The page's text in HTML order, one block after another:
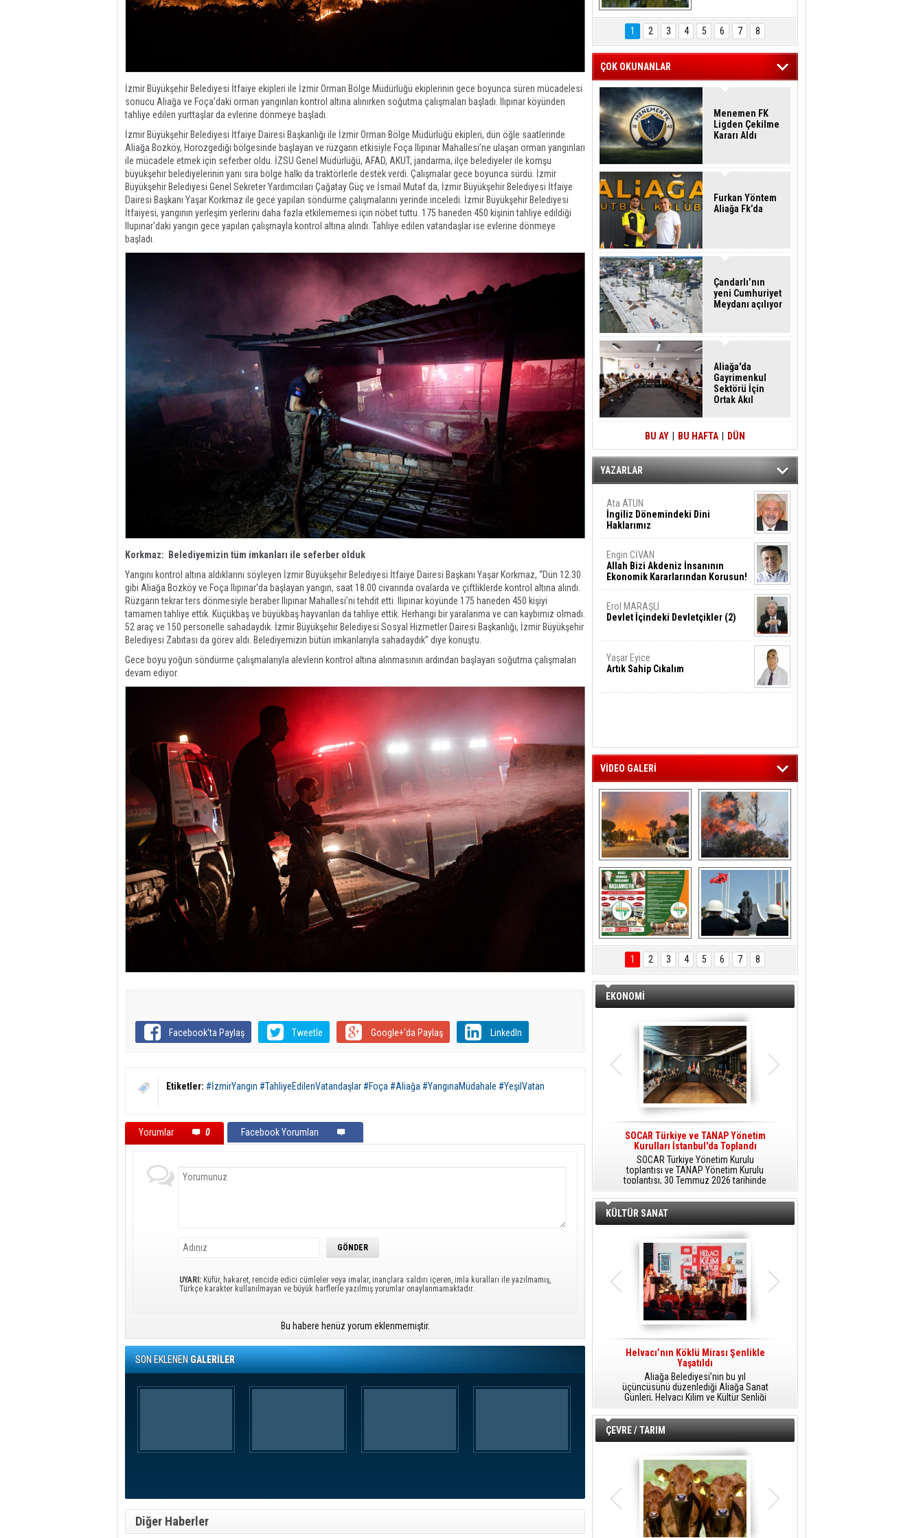
İzmir Büyükşehir Belediyesi İtfaiye ekipleri ile İzmir Orman Bölge Müdürlüğü ekiplerinin gece boyunca süren mücadelesi
sonucu Aliağa ve Foça’daki orman yangınları kontrol altına alınırken soğutma çalışmaları başladı. Ilıpınar köyünden
tahliye edilen yurttaşlar da evlerine dönmeye başladı.
İzmir Büyükşehir Belediyesi İtfaiye Dairesi Başkanlığı ile İzmir Orman Bölge Müdürlüğü ekipleri, dün öğle saatlerinde
Aliağa Bozköy, Horozgediği bölgesinde başlayan ve rüzgarın etkisiyle Foça Ilıpınar Mahallesi’ne ulaşan orman yangınları
ile mücadele etmek için seferber oldu. İZSU Genel Müdürlüğü, AFAD, AKUT, jandarma, ilçe belediyeler ile komşu
büyükşehir belediyelerinin yanı sıra bölge halkı da traktörlerle destek verdi. Çalışmalar gece boyunca sürdü. İzmir
Büyükşehir Belediyesi Genel Sekreter Yardımcıları Çağatay Güç ve İsmail Mutaf da, İzmir Büyükşehir Belediyesi İtfaiye
Dairesi Başkanı Yaşar Korkmaz ile gece yapılan söndürme çalışmalarını yerinde inceledi. İzmir Büyükşehir Belediyesi
İtfaiyesi, yangının yerleşim yerlerini daha fazla etkilememesi için nöbet tuttu. 175 haneden 450 kişinin tahliye edildiği
Ilupınar'daki yangın gece yapılan çalışmayla kontrol altına alındı. Tahliye edilen vatandaşlar ise evlerine dönmeye
başladı.
Korkmaz: Belediyemizin tüm imkanları ile seferber olduk
Yangını kontrol altına aldıklarını söyleyen İzmir Büyükşehir Belediyesi İtfaiye Dairesi Başkanı Yaşar Korkmaz, “Dün 12.30
gibi Aliağa Bozköy ve Foça Ilıpınar'da başlayan yangın, saat 18.00 civarında ovalarda ve çiftliklerde kontrol altına alındı.
Rüzgarın tekrar ters dönmesiyle beraber Ilıpınar Mahallesi’ni tehdit etti. Ilıpınar köyünde 175 haneden 450 kişiyi
tamamen tahliye ettik. Küçükbaş ve büyükbaş hayvanları da tahliye ettik. Herhangi bir yaralanma ve can kaybımız olmadı.
52 araç ve 150 personelle sahadaydık. İzmir Büyükşehir Belediyesi Sosyal Hizmetler Dairesi Başkanlığı, İzmir Büyükşehir
Belediyesi Zabıtası da görev aldı. Belediyemizin bütün imkanlarıyla sahadaydık” diye konuştu.
Gece boyu yoğun söndürme çalışmalarıyla alevlerin kontrol altına alınmasının ardından başlayan soğutma çalışmaları
devam ediyor.
Facebook'ta Paylaş Tweetle Google+'da Paylaş LinkedIn
Etiketler: #İzmirYangın #TahliyeEdilenVatandaşlar #Foça #Aliağa #YangınaMüdahale #YeşilVatan
Yorumlar 0 Facebook Yorumları
UYARI: Küfür, hakaret, rencide edici cümleler veya imalar, inançlara saldırı içeren, imla kuralları ile yazılmamış,
Türkçe karakter kullanılmayan ve büyük harflerle yazılmış yorumlar onaylanmamaktadır.
Bu habere henüz yorum eklenmemiştir.
SON EKLENENGALERİLER
Diğer Haberler
Hasan Eser'in
Objektifinden
1 2 3 4 5 6 7 8
ÇOK OKUNANLAR
Menemen FK
Ligden Çekilme
Kararı Aldı
Furkan Yöntem
Aliağa Fk’da
Çandarlı’nın
yeni Cumhuriyet
Meydanı açılıyor
Aliağa'da
Gayrimenkul
Sektörü İçin
Ortak Akıl
BU AY BU HAFTA DÜN
YAZARLAR
Ata ATUN
İngiliz Dönemindeki Dini
Haklarımız
Engin CİVAN
Allah Bizi Akdeniz İnsanının
Ekonomik Kararlarından Korusun!
Erol MARAŞLI
Devlet İçindeki Devletçikler (2)
Yaşar Eyice
Artık Sahip Cıkalım
VİDEO GALERİ
Aliağa ‘da  otluk
alanda çıkan
yangın evlere
sıçramadan
söndürüldü
Aliağa'nın Ciğerleri
ÖNAL TARIM
TANITIM FİLMİ
Aliağa'da Polis
Haftası Kutlandı
1 2 3 4 5 6 7 8
EKONOMİ
SOCAR Türkiye ve TANAP Yönetim
Kurulları İstanbul'da Toplandı
SOCAR Türkiye Yönetim Kurulu
toplantısı ve TANAP Yönetim Kurulu
toplantısı, 30 Temmuz 2026 tarihinde
İstanbul’da gerçekleştirildi.
hidrojen teknolojileri alanında yenilikçi
projelere öncülük ediyor.
KÜLTÜR SANAT
Helvacı’nın Köklü Mirası Şenlikle
Yaşatıldı
Aliağa Belediyesi’nin bu yıl
üçüncüsünü düzenlediği Aliağa Sanat
Günleri, Helvacı Kilim ve Kültür Şenliği
ile Helvacı’da renkli bir güne sahne
oldu.
birbirinden renkli etkinliklerle devam
ÇEVRE / TARIM